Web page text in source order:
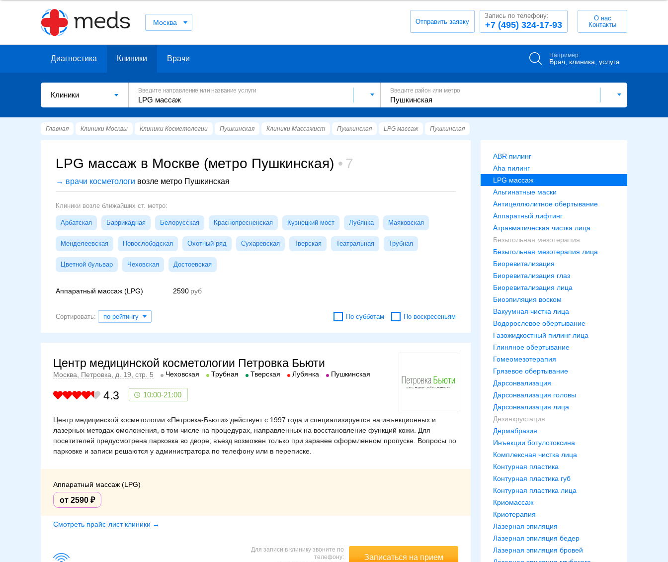
Москва Отправить заявку +7 (495) 324-17-93
Запись по телефону:
О нас
Контакты
Диагностика Клиники Врачи Например:
Врач, клиника, услуга
Клиники
Введите направление или название услуги Введите район или метро
Главная Клиники Москвы Клиники Косметологии Пушкинская Клиники Массажист Пушкинская LPG массаж Пушкинская
LPG массаж в Москве (метро Пушкинская) 7
→ врачи косметологи возле метро Пушкинская
Клиники возле ближайших ст. метро:
Арбатская Баррикадная Белорусская Краснопресненская Кузнецкий мост Лубянка Маяковская
Менделеевская Новослободская Охотный ряд Сухаревская Тверская Театральная Трубная
Цветной бульвар Чеховская Достоевская
Аппаратный массаж (LPG) 2590
Сортировать: по рейтингу По субботам По воскресеньям
Центр медицинской косметологии Петровка Бьюти
Москва, Петровка, д. 19, стр. 5 Чеховская Трубная Тверская Лубянка Пушкинская
4.3 10:00-21:00
Центр медицинской косметологии «Петровка‐Бьюти» действует с 1997 года и специализируется на инъекционных и
лазерных методах омоложения, в том числе на процедурах, направленных на восстановление функций кожи. Для
посетителей предусмотрена парковка во дворе; въезд возможен только при заранее оформленном пропуске. Вопросы по
парковке и записи решаются у администратора по телефону или в переписке.
Аппаратный массаж (LPG)
от 2590
Смотреть прайс-лист клиники →
Записаться на прием
Для записи в клинику звоните по
телефону:
ABR пилинг
Aha пилинг
LPG массаж
Альгинатные маски
Антицеллюлитное обертывание
Аппаратный лифтинг
Атравматическая чистка лица
Безыгольная мезотерапия
Безыгольная мезотерапия лица
Биоревитализация
Биоревитализация глаз
Биоревитализация лица
Биоэпиляция воском
Вакуумная чистка лица
Водорослевое обертывание
Газожидкостный пилинг лица
Глиняное обертывание
Гомеомезотерапия
Грязевое обертывание
Дарсонвализация
Дарсонвализация головы
Дарсонвализация лица
Дезинкрустация
Дермабразия
Инъекции ботулотоксина
Комплексная чистка лица
Контурная пластика
Контурная пластика губ
Контурная пластика лица
Криомассаж
Криотерапия
Лазерная эпиляция
Лазерная эпиляция бедер
Лазерная эпиляция бровей